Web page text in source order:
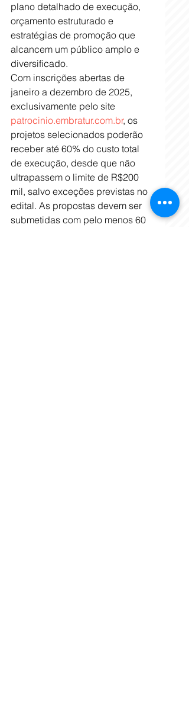
plano detalhado de execução,
orçamento estruturado e
estratégias de promoção que
alcancem um público amplo e
diversificado.
Com inscrições abertas de
janeiro a dezembro de 2025,
exclusivamente pelo site
patrocinio.embratur.com.br, os
projetos selecionados poderão
receber até 60% do custo total
de execução, desde que não
ultrapassem o limite de R$200
mil, salvo exceções previstas no
edital. As propostas devem ser
submetidas com pelo menos 60